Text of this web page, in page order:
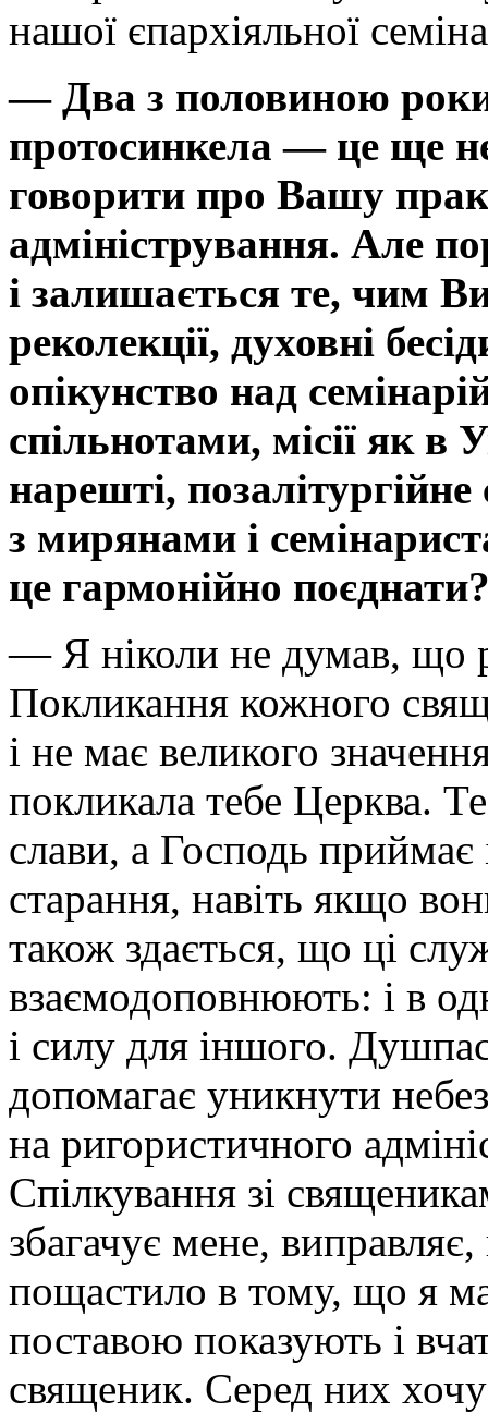
нашої єпархіяльної
— Два з половиною роки
протосинкела — це ще
говорити про Вашу
адміністрування. Але
і залишається те, чим
реколекції, духовні
опікунство над
спільнотами, місії як в
нарешті,
з мирянами і
це гармонійно
— Я ніколи не думав, що
Покликання кожного
і не має великого
покликала тебе Церква.
слави, а Господь приймає
старання, навіть якщо
також здається, що ці
взаємодоповнюють: і в
і силу для іншого.
допомагає уникнути
на ригористичного
Спілкування зі
збагачує мене,
пощастило в тому, що я
поставою показують і
священик. Серед них